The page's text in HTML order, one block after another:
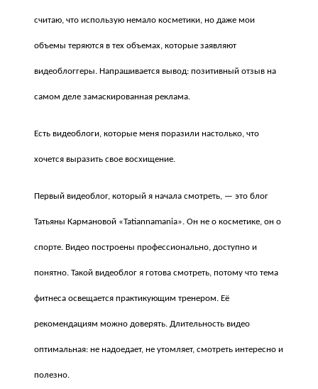
считаю, что использую немало косметики, но даже мои
объемы теряются в тех объемах, которые заявляют
видеоблоггеры. Напрашивается вывод: позитивный отзыв на
самом деле замаскированная реклама.
Есть видеоблоги, которые меня поразили настолько, что
хочется выразить свое восхищение.
Первый видеоблог, который я начала смотреть, — это блог
Татьяны Кармановой «Tatiannamania». Он не о косметике, он о
спорте. Видео построены профессионально, доступно и
понятно. Такой видеоблог я готова смотреть, потому что тема
фитнеса освещается практикующим тренером. Её
рекомендациям можно доверять. Длительность видео
оптимальная: не надоедает, не утомляет, смотреть интересно и
полезно.